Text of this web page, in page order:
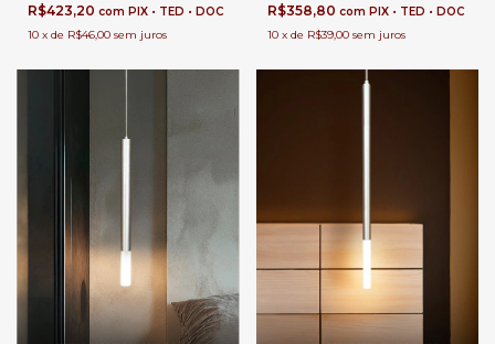
R$423,20 com PIX • TED • DOC
10 x de R$46,00 sem juros
R$358,80 com PIX • TED • DOC
10 x de R$39,00 sem juros